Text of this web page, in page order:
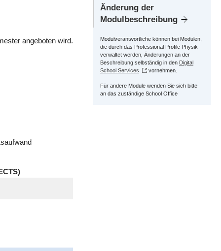
angeboten wird.
Änderung der
Modulbeschreibung
Modulverantwortliche können bei Modulen,
die durch das Professional Profile Physik
verwaltet werden, Änderungen an der
Beschreibung selbständig in den Digital
School Services
vornehmen.
Für andere Module wenden Sie sich bitte
an das zuständige School Office